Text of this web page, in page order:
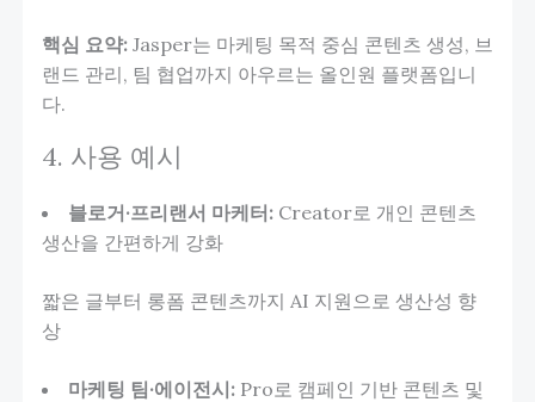
핵심 요약:Jasper는 마케팅 목적 중심 콘텐츠 생성, 브
랜드 관리, 팀 협업까지 아우르는 올인원 플랫폼입니
다.
4. 사용 예시
블로거·프리랜서 마케터:Creator로 개인 콘텐츠
생산을 간편하게 강화
짧은 글부터 롱폼 콘텐츠까지 AI 지원으로 생산성 향
상
마케팅 팀·에이전시:Pro로 캠페인 기반 콘텐츠 및